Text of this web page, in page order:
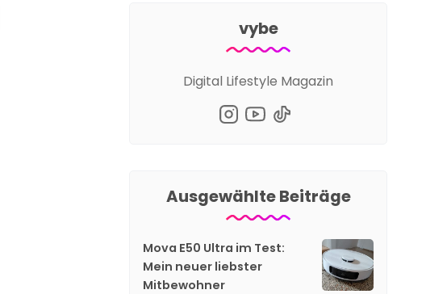
vybe
Digital Lifestyle Magazin
Ausgewählte Beiträge
Mova E50 Ultra im Test:
Mein neuer liebster
Mitbewohner